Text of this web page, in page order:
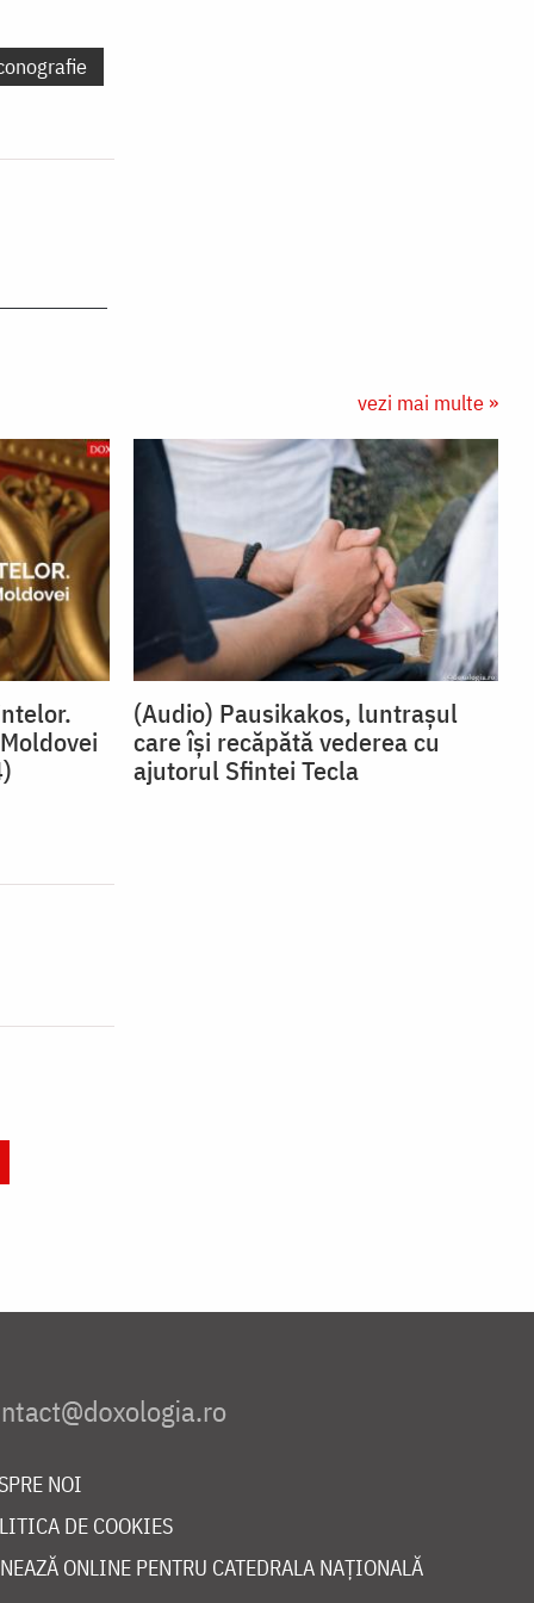
vezi mai multe »
(Audio) Pausikakos, luntraşul
care îşi recăpătă vederea cu
ajutorul Sfintei Tecla
NOI
DE COOKIES
ONLINE PENTRU CATEDRALA NAȚIONALĂ